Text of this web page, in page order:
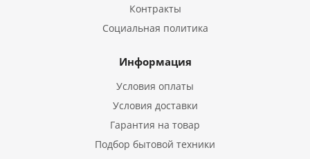
Контракты
Социальная политика
Информация
Условия оплаты
Условия доставки
Гарантия на товар
Подбор бытовой техники